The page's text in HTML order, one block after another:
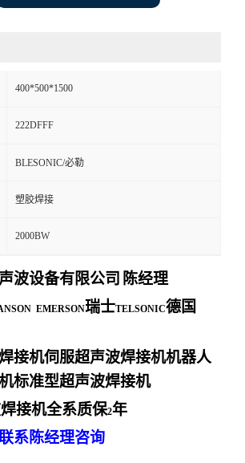
400*500*1500
222DFFF
BLESONIC/必勒
塑胶焊接
2000BW
波设备有限公司 陈经理
EMERSON瑞士TELSONIC德国
接机伺服超声波焊接机机器人
标准型超声波焊接机
接机全系质保2年
系陈经理咨询